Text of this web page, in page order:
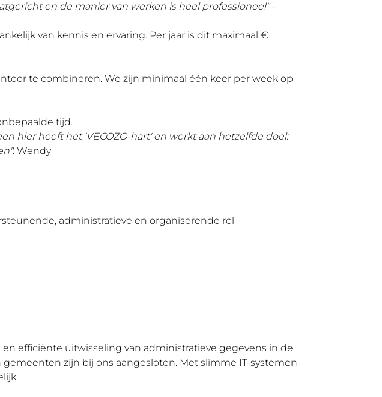
en de manier van werken is heel professioneel"-
van kennis en ervaring. Per jaar is dit maximaal €
te combineren. We zijn minimaal één keer per week op
tijd.
hier heeft het 'VECOZO-hart' en werkt aan hetzelfde doel:
Wendy
administratieve en organiserende rol
efficiënte uitwisseling van administratieve gegevens in de
gemeenten zijn bij ons aangesloten. Met slimme IT-systemen